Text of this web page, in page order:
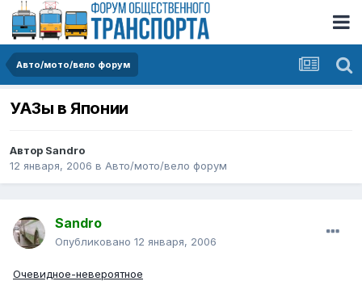
Авто/мото/вело форум
УАЗы в Японии
Автор Sandro
12 января, 2006 в Авто/мото/вело форум
Sandro
Опубликовано 12 января, 2006
Очевидное-невероятное